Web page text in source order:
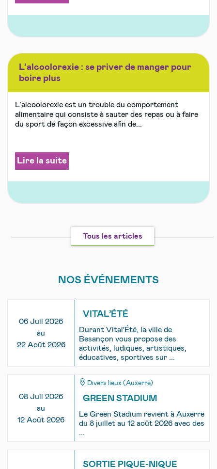
L’alcoolorexie : se priver de manger pour
boire plus
L’alcoolorexie est un trouble du comportement
alimentaire qui consiste à sauter des repas ou à faire
du sport de façon excessive afin de...
Lire la suite
Tous les articles
NOS ÉVÉNEMENTS
06 Juil 2026
au
22 Août 2026
VITAL’ÉTÉ
Durant Vital'Été, la ville de
Besançon vous propose des
activités, ludiques, artistiques,
éducatives, sportives sur ...
08 Juil 2026
au
12 Août 2026
Divers lieux (Auxerre)
GREEN STADIUM
Le Green Stadium revient à Auxerre
du 8 juillet au 12 août 2026 avec des
...
SORTIE PIQUE-NIQUE